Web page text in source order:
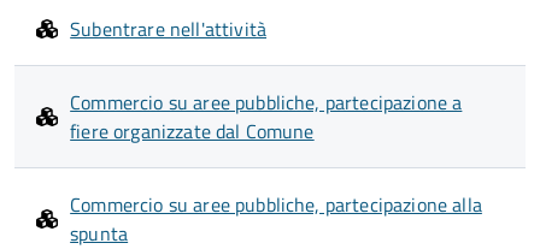
Subentrare nell'attività
Commercio su aree pubbliche, partecipazione a
fiere organizzate dal Comune
Commercio su aree pubbliche, partecipazione alla
spunta